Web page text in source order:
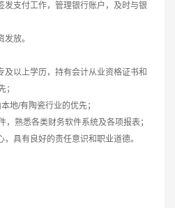
发支付工作，管理银行账户，及时与银
放。
及以上学历，持有会计从业资格证书和
；
地/有陶瓷行业的优先；
熟悉各类财务软件系统及各项报表；
具有良好的责任意识和职业道德。